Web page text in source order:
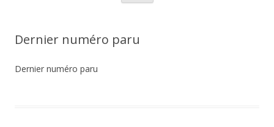
Dernier numéro paru
Dernier numéro paru